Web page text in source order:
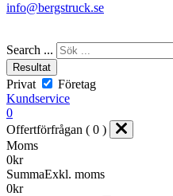
info@bergstruck.se
Search ...
Resultat
Privat
Företag
Kundservice
0
Offertförfrågan ( 0 )
Moms
0kr
SummaExkl. moms
0kr